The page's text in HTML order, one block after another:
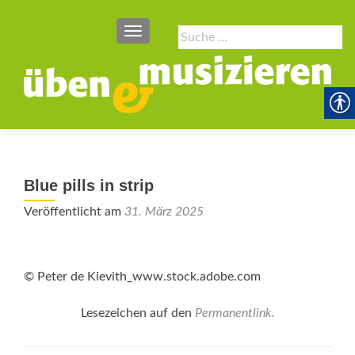
Suche
nach:
SCHALTE NAVIGATION
Blue pills in strip
Veröffentlicht am 31. März 2025
© Peter de Kievith_www.stock.adobe.com
Lesezeichen auf den Permanentlink.